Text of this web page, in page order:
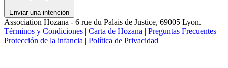
Enviar una intención
Association Hozana - 6 rue du Palais de Justice, 69005 Lyon. |
Términos y Condiciones | Carta de Hozana | Preguntas Frecuentes |
Protección de la infancia | Política de Privacidad